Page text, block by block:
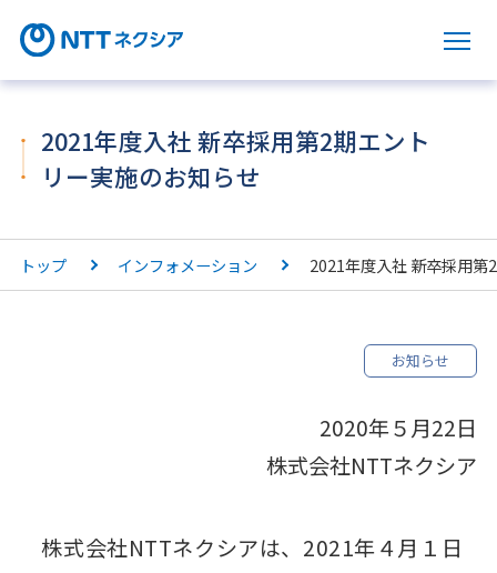
サ
2021年度⼊社 新卒採⽤第2期エント
リー実施のお知らせ
トップ インフォメーション 2021年度⼊社 新卒採⽤第
お知らせ
2020年５月22日
株式会社NTTネクシア
株式会社NTTネクシアは、2021年４⽉１⽇